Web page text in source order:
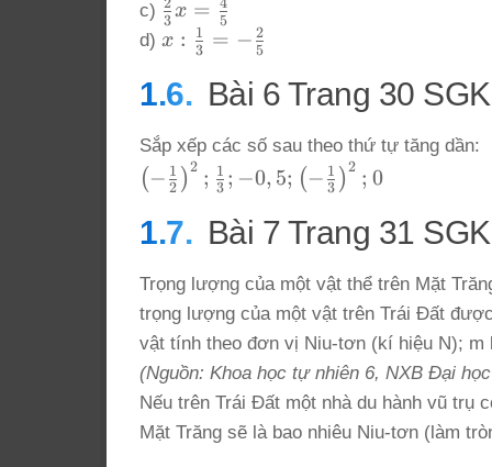
{2}
\times
\left(
\frac{1}
{2}
\right)^3
\right]
+ \left(
\frac{1}
\right)^2
\frac{1}
{4}
\frac{1}
{3}
\frac{1}
{3} =
\frac{1}
{2}
c) \frac{2}
{3}x =
\frac{4}
{5}
3x = 5
d) x :
{3} = -
{5}
x : 3
1 = − 5
2
Bài 6 Trang 30
Sắp xếp các số sau theo thứ tự tăng dần:
\left(-
\frac{1}
{2}\right)^2;
\frac{1}{3};
-0,5; \left(-
\frac{1}
{3}\right)^2;
0
(− 2
1 )2 ; 3
1 ; −0, 5; (− 3
1 )2 ; 0
Bài 7 Trang 31
Trọng lượng của một vật thể trên Mặt
trọng lượng của một vật trên Trái Đất
vật tính theo đơn vị Niu-tơn (kí hiệu N);
(Nguồn: Khoa học tự nhiên 6, NXB Đại
Nếu trên Trái Đất một nhà du hành vũ
Mặt Trăng sẽ là bao nhiêu Niu-tơn (làm